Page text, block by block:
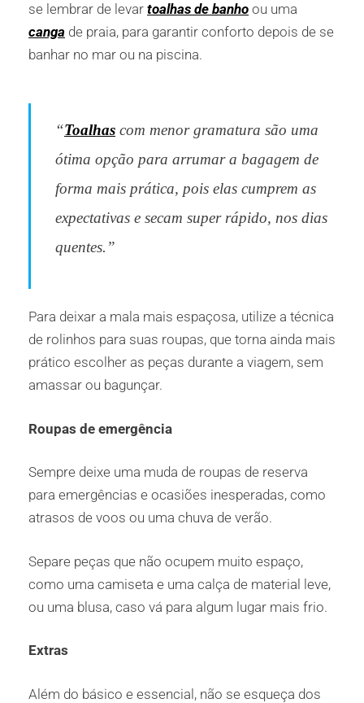
se lembrar de levar toalhas de banho ou uma
canga de praia, para garantir conforto depois de se
banhar no mar ou na piscina.
“Toalhas com menor gramatura são uma
ótima opção para arrumar a bagagem de
forma mais prática, pois elas cumprem as
expectativas e secam super rápido, nos dias
quentes.”
Para deixar a mala mais espaçosa, utilize a técnica
de rolinhos para suas roupas, que torna ainda mais
prático escolher as peças durante a viagem, sem
amassar ou bagunçar.
Roupas de emergência
Sempre deixe uma muda de roupas de reserva
para emergências e ocasiões inesperadas, como
atrasos de voos ou uma chuva de verão.
Separe peças que não ocupem muito espaço,
como uma camiseta e uma calça de material leve,
ou uma blusa, caso vá para algum lugar mais frio.
Extras
Além do básico e essencial, não se esqueça dos